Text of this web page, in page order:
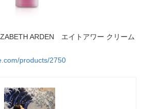
ARDEN エイトアワー クリーム
products/2750